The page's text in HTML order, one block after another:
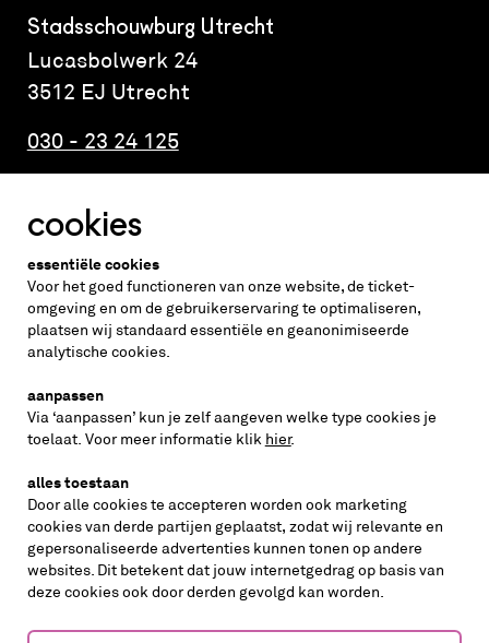
Stadsschouwburg Utrecht
Lucasbolwerk 24
3512 EJ Utrecht
030 - 23 24 125
Altijd weten wat er speelt?
vraag de nieuwsbrief aan
inschrijven
volg ons op
cookies
essentiële cookies
Voor het goed functioneren van onze website, de ticket-
omgeving en om de gebruikerservaring te optimaliseren,
plaatsen wij standaard essentiële en geanonimiseerde
analytische cookies.
aanpassen
Via ‘aanpassen’ kun je zelf aangeven welke type cookies je
toelaat. Voor meer informatie klik hier.
alles toestaan
Door alle cookies te accepteren worden ook marketing
cookies van derde partijen geplaatst, zodat wij relevante en
gepersonaliseerde advertenties kunnen tonen op andere
websites. Dit betekent dat jouw internetgedrag op basis van
deze cookies ook door derden gevolgd kan worden.